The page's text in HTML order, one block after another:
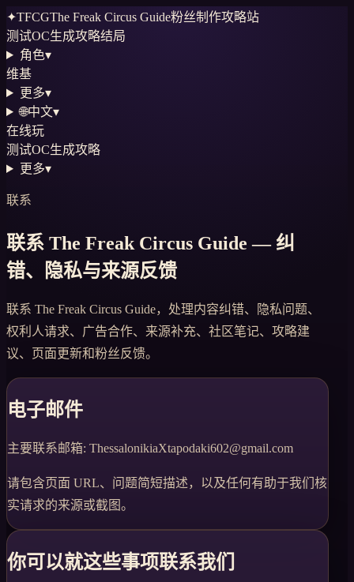
✦TFCGThe Freak Circus Guide粉丝制作攻略站
测试OC生成攻略结局
角色▾
维基
更多▾
🌐中文▾
在线玩
测试OC生成攻略
更多▾
联系
联系 The Freak Circus Guide — 纠
错、隐私与来源反馈
联系 The Freak Circus Guide，处理内容纠错、隐私问题、
权利人请求、广告合作、来源补充、社区笔记、攻略建
议、页面更新和粉丝反馈。
电子邮件
主要联系邮箱: ThessalonikiaXtapodaki602@gmail.com
请包含页面 URL、问题简短描述，以及任何有助于我们核
实请求的来源或截图。
你可以就这些事项联系我们